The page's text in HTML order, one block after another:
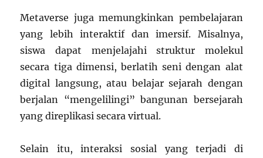
Metaverse juga memungkinkan pembelajaran
yang lebih interaktif dan imersif. Misalnya,
siswa dapat menjelajahi struktur molekul
secara tiga dimensi, berlatih seni dengan alat
digital langsung, atau belajar sejarah dengan
berjalan “mengelilingi” bangunan bersejarah
yang direplikasi secara virtual.
Selain itu, interaksi sosial yang terjadi di